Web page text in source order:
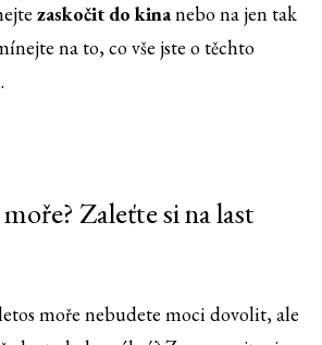
zaskočit do kinanebo na jen tak
na to, co vše jste o těchto
Zaleťte si na last
moře nebudete moci dovolit, ale